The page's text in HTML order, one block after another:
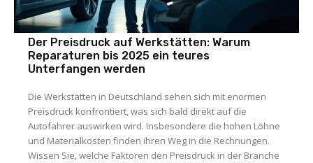
Der Preisdruck auf Werkstätten: Warum
Reparaturen bis 2025 ein teures
Unterfangen werden
Die Werkstätten in Deutschland sehen sich mit enormen
Preisdruck konfrontiert, was sich bald direkt auf die
Autofahrer auswirken wird. Insbesondere die hohen Löhne
und Materialkosten finden ihren Weg in die Rechnungen.
Wissen Sie, welche Faktoren den Preisdruck in der Branche